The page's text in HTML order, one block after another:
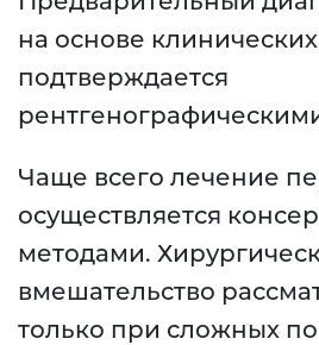
на основе
подтверждается
Чаще всего лечение
осуществляется
методами.
вмешательство
только при сложных